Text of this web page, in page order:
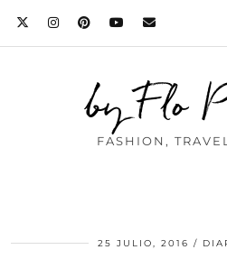
by Flo
FASHION,
25 JULIO, 2016